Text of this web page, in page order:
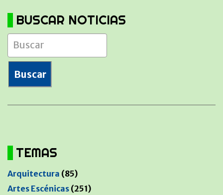
BUSCAR NOTICIAS
TEMAS
Arquitectura (85)
Artes Escénicas (251)